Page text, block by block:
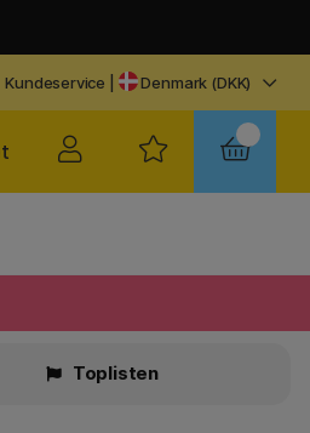
Kundeservice Denmark (DKK)
Toplisten